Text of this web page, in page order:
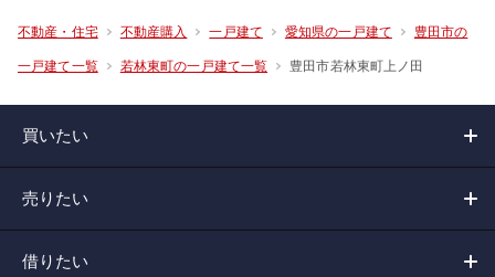
不動産・住宅 不動産購入 一戸建て 愛知県の一戸建て 豊田市の
一戸建て一覧 若林東町の一戸建て一覧 豊田市若林東町上ノ田
買いたい
売りたい
借りたい